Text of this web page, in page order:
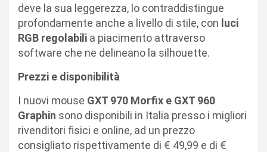
deve la sua leggerezza, lo contraddistingue
profondamente anche a livello di stile, con luci
RGB regolabili a piacimento attraverso
software che ne delineano la silhouette.
Prezzi e disponibilità
I nuovi mouse GXT 970 Morfix e GXT 960
Graphin sono disponibili in Italia presso i migliori
rivenditori fisici e online, ad un prezzo
consigliato rispettivamente di € 49,99 e di €